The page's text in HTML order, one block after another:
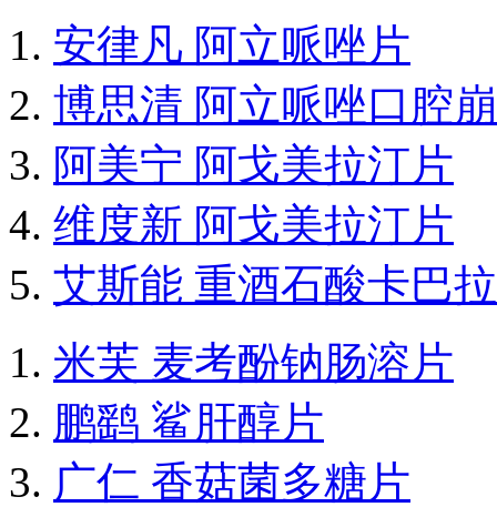
安律凡 阿立哌唑片
博思清 阿立哌唑口腔
阿美宁 阿戈美拉汀片
维度新 阿戈美拉汀片
艾斯能 重酒石酸卡巴
米芙 麦考酚钠肠溶片
鹏鹞 鲨肝醇片
广仁 香菇菌多糖片